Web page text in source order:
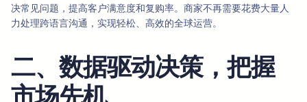
决常见问题，提高客户满意度和复购率。商家不再需要花费大量人
力处理跨语言沟通，实现轻松、高效的全球运营。
二、数据驱动决策，把握
市场先机